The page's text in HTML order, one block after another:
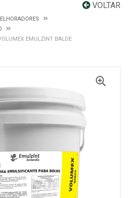
VOLTAR
EMULZINT BALDE